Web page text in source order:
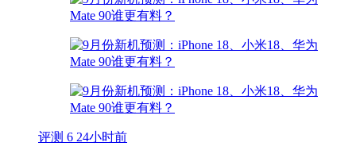
评测 6 24小时前